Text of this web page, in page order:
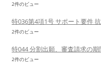
2件のビュー
特036第4項1号 サポート要件
2件のビュー
特044 分割出願、審査請求の
2件のビュー